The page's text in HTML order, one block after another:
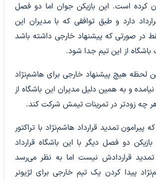
کرده است. این بازیکن جوان اما دو فصل
دارد و طبق توافقی که با مدیران این
در صورتی که پیشنهاد خارجی داشته باشد
باشگاه از این تیم جدا شود.
لحظه هیچ پیشنهاد خارجی برای هاشم‌نژاد
نیامده و به همین دلیل مدیران این باشگاه از
هر چه زودتر در تمرینات تیمش شرکت کند.
پیرامون تمدید قرارداد هاشم‌نژاد با تراکتور
دو فصل دیگر با این باشگاه قرارداد
تمدید قراردادش نیست اما به نظر می‌رسد
پیدا کردن یک تیم خارجی برای لژیونر